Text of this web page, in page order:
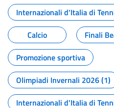
Internazionali d'Italia di
Calcio
Finali
Promozione sportiva
Olimpiadi Invernali 2026 (1)
Internazionali d'Italia di